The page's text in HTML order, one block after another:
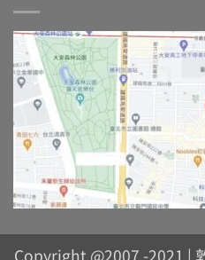
Copyright @2007 -2021 |